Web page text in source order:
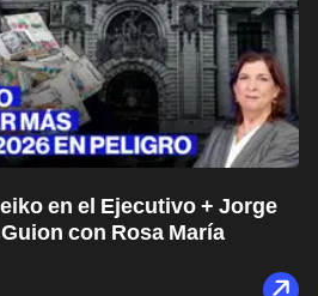
en el Ejecutivo + Jorge
con Rosa María